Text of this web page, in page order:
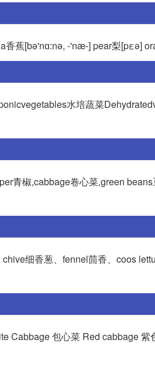
蕉[bə'nɑ:nə, -'næ-] pear梨[pεə]
水培蔬菜
青椒,cabbage卷心菜,green
细香葱、fennel茴香、coos
Cabbage 包心菜 Red cabbage 紫